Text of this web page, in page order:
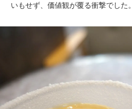
いもせず、価値観が覆る衝撃でした。